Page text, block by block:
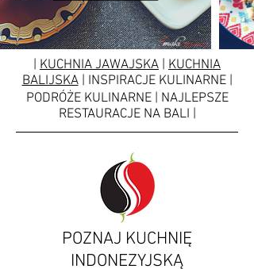
| KUCHNIA JAWAJSKA | KUCHNIA
BALIJSKA| INSPIRACJE KULINARNE |
PODRÓŻE KULINARNE | NAJLEPSZE
RESTAURACJE NA BALI |
POZNAJ KUCHNIĘ
INDONEZYJSKĄ